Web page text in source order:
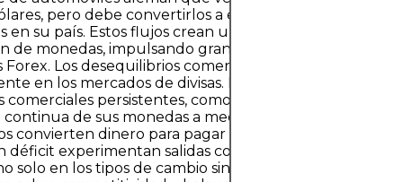
pero debe convertirlos a euros para pagar a
en su país. Estos flujos crean una demanda continua
de monedas, impulsando gran parte de la liquidez en
Forex. Los desequilibrios comerciales a menudo se
en los mercados de divisas. Los países que
comerciales persistentes, como China o Alemania, ven
de sus monedas a medida que los
convierten dinero para pagar exportaciones. Al
déficit experimentan salidas constantes. Estas
solo en los tipos de cambio sino también en debates